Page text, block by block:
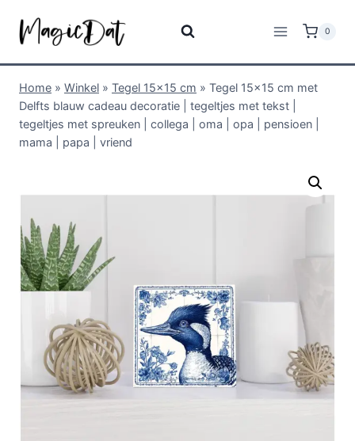
0
Home » Winkel » Tegel 15x15 cm » Tegel 15×15 cm met
Delfts blauw cadeau decoratie | tegeltjes met tekst |
tegeltjes met spreuken | collega | oma | opa | pensioen |
mama | papa | vriend